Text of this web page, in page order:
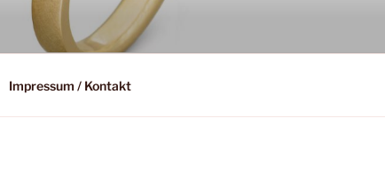
Impressum / Kontakt